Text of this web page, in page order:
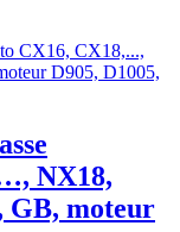
NX18,
GB, moteur